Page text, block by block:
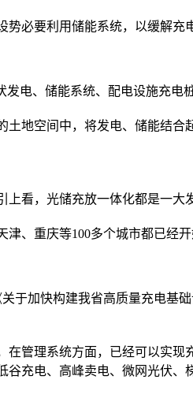
势必要利用储能系统，以缓解充
发电、储能系统、配电设施充电
土地空间中，将发电、储能结合
上看，光储充放一体化都是一大
津、重庆等100多个城市都已经
于加快构建我省高质量充电基
在管理系统方面，已经可以实
谷充电、高峰卖电、微网光伏